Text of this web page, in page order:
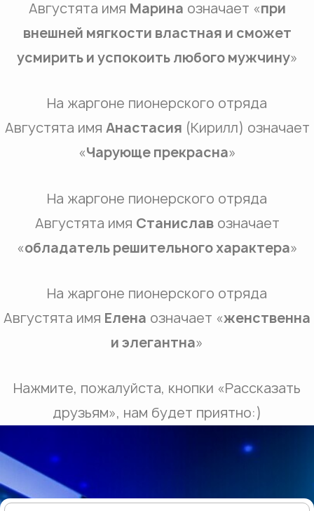
Августята имя Марина означает «при
внешней мягкости властная и сможет
усмирить и успокоить любого мужчину»
На жаргоне пионерского отряда
Августята имя Анастасия (Кирилл) означает
«Чарующе прекрасна»
На жаргоне пионерского отряда
Августята имя Станиславозначает
«обладатель решительного характера»
На жаргоне пионерского отряда
Августята имя Елена означает «женственна
и элегантна»
Нажмите, пожалуйста, кнопки «Рассказать
друзьям», нам будет приятно:)